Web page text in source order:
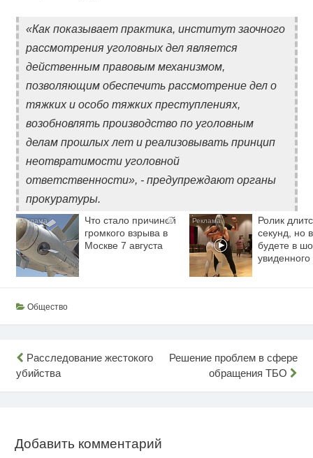
«Как показывает практика, институт заочного
рассмотрения уголовных дел является
действенным правовым механизмом,
позволяющим обеспечить рассмотрение дел о
тяжких и особо тяжких преступлениях,
возобновлять производство по уголовным
делам прошлых лет и реализовывать принцип
неотвратимости уголовной
ответственности», - предупреждают органы
прокуратуры.
i
Что стало причиной
громкого взрыва в
Москве 7 августа
Ролик
секунд, но
будете в
увиденного
Общество
Навигация
по
Расследование жестокого
убийства
Решение проблем в сфере
обращения ТБО
Добавить комментарий